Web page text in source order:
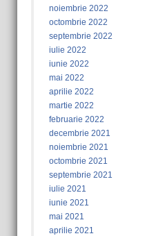
noiembrie 2022
octombrie 2022
septembrie 2022
iulie 2022
iunie 2022
mai 2022
aprilie 2022
martie 2022
februarie 2022
decembrie 2021
noiembrie 2021
octombrie 2021
septembrie 2021
iulie 2021
iunie 2021
mai 2021
aprilie 2021